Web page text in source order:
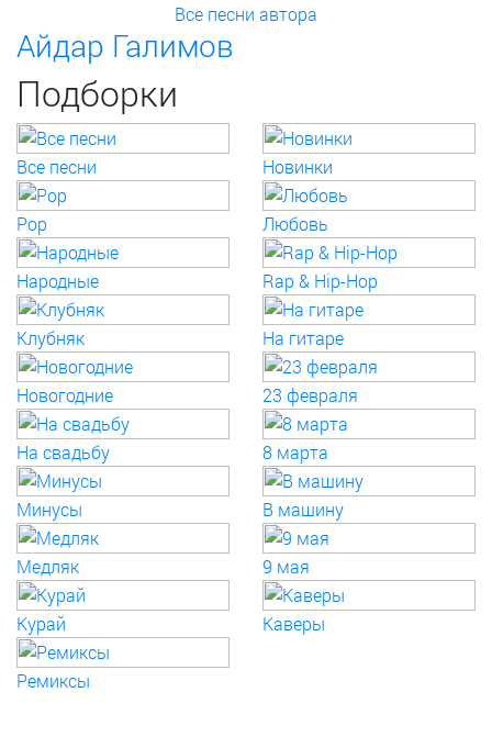
Все песни автора
Айдар Галимов
Подборки
Все песни Новинки
Pop Любовь
Народные Rap & Hip-Hop
Клубняк На гитаре
Новогодние 23 февраля
На свадьбу 8 марта
Минусы В машину
Медляк 9 мая
Курай Каверы
Ремиксы